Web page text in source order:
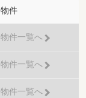
物件
物件一覧へ
物件一覧へ
物件一覧へ